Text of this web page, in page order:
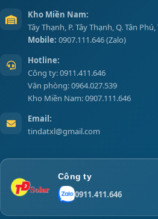
Kho Miền Nam:
Tây Thạnh, P. Tây Thạnh, Q. Tân
Mobile: 0907.111.646(Zalo)
Hotline:
Công ty:0911.411.646
Văn phòng:0964.027.539
Kho Miền Nam:0907.111.646
Email:
tindatxl@gmail.com
Công ty
0911.411.646